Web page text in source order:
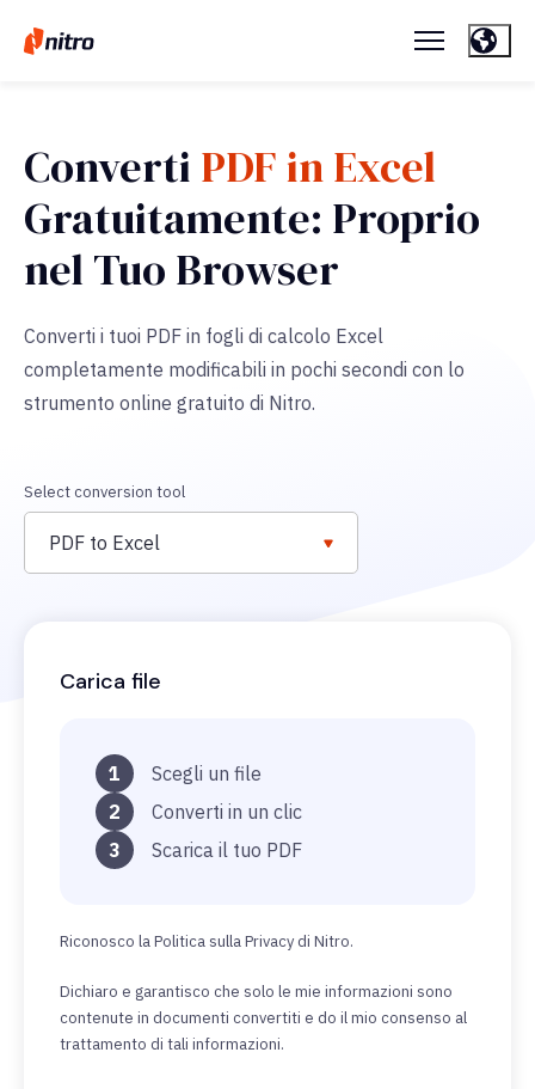
Converti PDF in Excel
Gratuitamente: Proprio
nel Tuo Browser
Converti i tuoi PDF in fogli di calcolo Excel
completamente modificabili in pochi secondi con lo
strumento online gratuito di Nitro.
Select conversion tool
PDF to Excel
Carica file
1
Scegli un file
2
Converti in un clic
3
Scarica il tuo PDF
Riconosco la Politica sulla Privacy di Nitro.
Dichiaro e garantisco che solo le mie informazioni sono
contenute in documenti convertiti e do il mio consenso al
trattamento di tali informazioni.